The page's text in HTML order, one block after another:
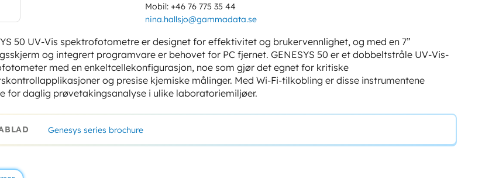
50 UV-Vis spektrofotometre er designet for effektivitet og brukervennlighet, og med en 7”
og integrert programvare er behovet for PC fjernet. GENESYS 50 er et dobbeltstråle UV-Vis-
med en enkeltcellekonfigurasjon, noe som gjør det egnet for kritiske
og presise kjemiske målinger. Med Wi-Fi-tilkobling er disse instrumentene
for daglig prøvetakingsanalyse i ulike laboratoriemiljøer.
Genesys series brochure
Mobil: +46 76 775 35 44
nina.hallsjo@gammadata.se